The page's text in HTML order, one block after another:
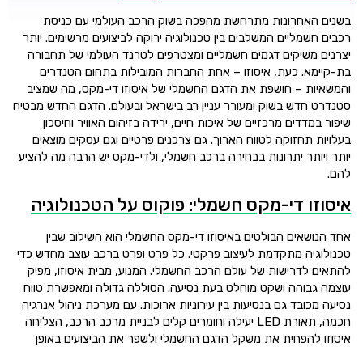
בשנים האחרונות מתרחשת מהפכה בשוק הרכב העולמי עם כניסת
רכבים חשמליים המשלבים בין טכנולוגיה ירוקה לביצועים מרשימים. יותר
יצרנים משיקים דגמים חשמליים ומצטרפים לטרנד העולמי של תחבורה
בת-קיימא. כעת, איסוזו – אחת החברות המובילות בתחום הטנדרים
והמשאיות – חושפת את הדגם החשמלי של איסוזו די-מקס, מה שמציב
סטנדרט חדש בשוק ומעורר עניין רב בישראל ובעולם. הדגם החדש מבטיח
שיפור במדדים מרכזיים של איכות חיים, ירידה בזיהום האוויר וחיסכון
בעלויות תחזוקה לטווח הארוך. גם צרכנים פרטיים וגם עסקים מוצאים
יותר ויותר יתרונות בבחירה ברכב חשמלי, ולדי-מקס יש הרבה מה להציע
להם.
איסוזו די-מקס חשמלי: פוקוס על הטכנולוגיה
אחד הנושאים הבולטים באיסוזו די-מקס החשמלי הוא השילוב שבין
טכנולוגיה מתקדמת לעיצוב פרקטי. כל פרט ופרט ברכב עוצב מחדש כדי
להתאים לדרישות של עולם הרכב החשמלי. המנוע, מבית איסוזו, מפיק
עוצמה גבוהה ושקט מוחלט בעת נסיעה. הסוללה גדולה ומאפשרת טווח
נסיעה מכובד גם בנסיעות בין עירוניות ארוכות. עם מערכת ניהול אנרגיה
חכמה, תאורת LED יעילה וחומרים קלים לבניית מרכב הרכב, הצליחה
איסוזו להפחית את משקל הדגם החשמלי ולשפר את הביצועים באופן